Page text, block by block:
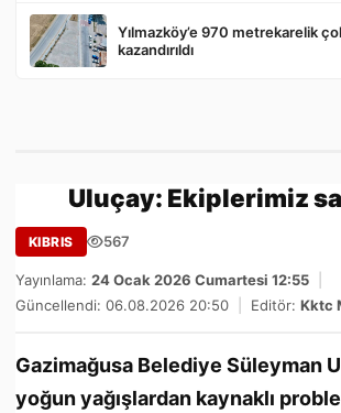
Yılmazköy’e 970 metrekarelik
kazandırıldı
Uluçay: Ekiplerimiz
KIBRIS 567
Yayınlama: 24 Ocak 2026 Cumartesi 12:55
Güncellendi: 06.08.2026 20:50
Editör: Kktc
Gazimağusa Belediye Süleyman
yoğun yağışlardan kaynaklı